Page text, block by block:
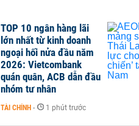
TOP 10 ngân hàng lãi
lớn nhất từ kinh doanh
ngoại hối nửa đầu năm
2026: Vietcombank
quán quân, ACB dẫn đầu
nhóm tư nhân
TÀI CHÍNH - 1 phút trước